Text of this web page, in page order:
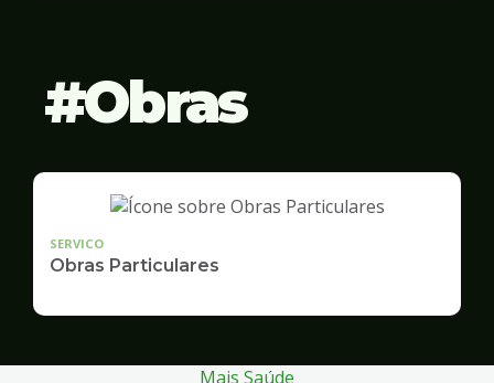
Obras
SERVICO
Obras Particulares
Mais Saúde